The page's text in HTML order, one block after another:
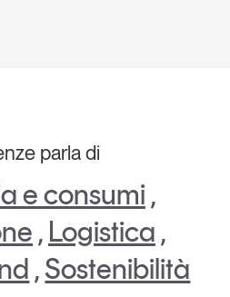
parla di
e consumi ,
, Logistica ,
,Sostenibilità